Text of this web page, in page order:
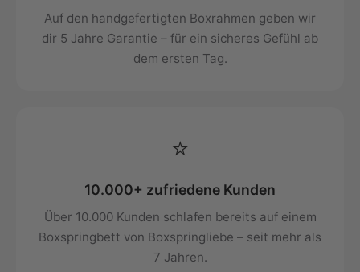
Auf den handgefertigten Boxrahmen geben wir
dir 5 Jahre Garantie – für ein sicheres Gefühl ab
dem ersten Tag.
⭐
10.000+ zufriedene Kunden
Über 10.000 Kunden schlafen bereits auf einem
Boxspringbett von Boxspringliebe – seit mehr als
7 Jahren.